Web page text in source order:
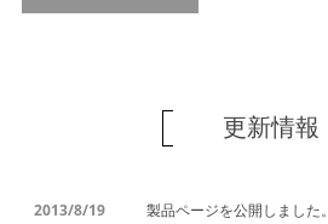
更新情報
2013/8/19 製品ページを公開しました。